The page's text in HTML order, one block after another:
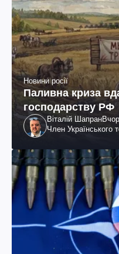
Новини росії
Паливна криза
господарству РФ
Віталій Шапран
Член Українського